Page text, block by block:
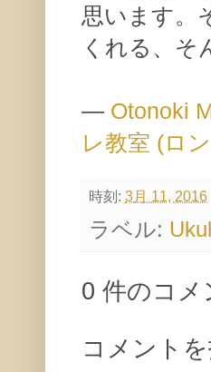
思います。
くれる、そ
— Otonoki
レ教室 (ロ
時刻: 3月 11, 2016
ラベル:
0 件のコメ
コメント